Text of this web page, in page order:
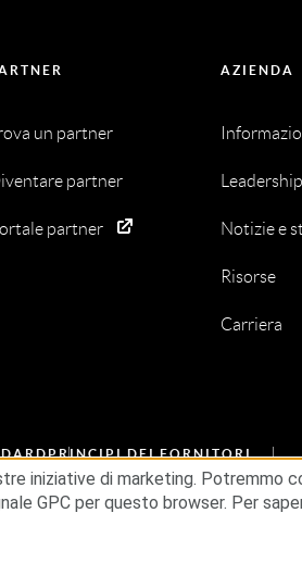
un partner
partner
partner
AZIENDA
Leadership
Notizie e
Risorse
Carriera
PRINCIPI DEI FORNITORI
iniziative di marketing. Potremmo
GPC per questo browser. Per